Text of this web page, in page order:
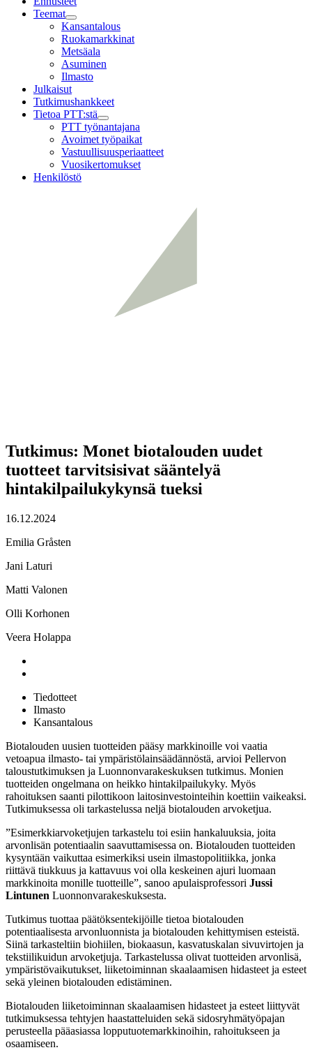
Teemat
Child
menu
Kansantalous
Ruokamarkkinat
Metsäala
Asuminen
Ilmasto
Julkaisut
Tutkimushankkeet
Tietoa PTT:stä
Child
menu
PTT työnantajana
Avoimet työpaikat
Vastuullisuusperiaatteet
Vuosikertomukset
Henkilöstö
Tutkimus: Monet biotalouden uudet
tuotteet tarvitsisivat sääntelyä
hintakilpailukykynsä tueksi
16.12.2024
Emilia Gråsten
Jani Laturi
Matti Valonen
Olli Korhonen
Veera Holappa
Tiedotteet
Ilmasto
Kansantalous
Biotalouden uusien tuotteiden pääsy markkinoille voi vaatia
vetoapua ilmasto- tai ympäristölainsäädännöstä, arvioi Pellervon
taloustutkimuksen ja Luonnonvarakeskuksen tutkimus. Monien
tuotteiden ongelmana on heikko hintakilpailukyky. Myös
rahoituksen saanti pilottikoon laitosinvestointeihin koettiin vaikeaksi.
Tutkimuksessa oli tarkastelussa neljä biotalouden arvoketjua.
”Esimerkkiarvoketjujen tarkastelu toi esiin hankaluuksia, joita
arvonlisän potentiaalin saavuttamisessa on. Biotalouden tuotteiden
kysyntään vaikuttaa esimerkiksi usein ilmastopolitiikka, jonka
riittävä tiukkuus ja kattavuus voi olla keskeinen ajuri luomaan
markkinoita monille tuotteille”, sanoo apulaisprofessori Jussi
Lintunen Luonnonvarakeskuksesta.
Tutkimus tuottaa päätöksentekijöille tietoa biotalouden
potentiaalisesta arvonluonnista ja biotalouden kehittymisen esteistä.
Siinä tarkasteltiin biohiilen, biokaasun, kasvatuskalan sivuvirtojen ja
tekstiilikuidun arvoketjuja. Tarkastelussa olivat tuotteiden arvonlisä,
ympäristövaikutukset, liiketoiminnan skaalaamisen hidasteet ja esteet
sekä yleinen biotalouden edistäminen.
Biotalouden liiketoiminnan skaalaamisen hidasteet ja esteet liittyvät
tutkimuksessa tehtyjen haastatteluiden sekä sidosryhmätyöpajan
perusteella pääasiassa lopputuotemarkkinoihin, rahoitukseen ja
osaamiseen.